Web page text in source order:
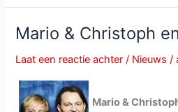
Sonntags
van
3
augustus
Mario & Christoph
Laat een reactie achter / Nieuws /
Mario &